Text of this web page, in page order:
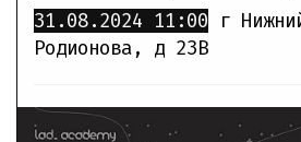
31.08.2024 11:00
г
Родионова, д 23В